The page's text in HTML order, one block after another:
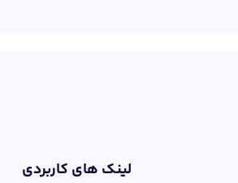
لینک های کاربردی